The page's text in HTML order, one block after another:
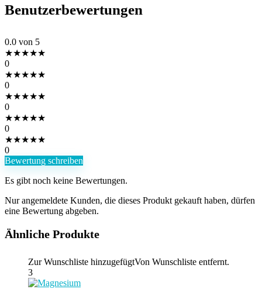
Benutzerbewertungen
0.0 von 5
★★★★★
0
★★★★★
0
★★★★★
0
★★★★★
0
★★★★★
0
Bewertung schreiben
Es gibt noch keine Bewertungen.
Nur angemeldete Kunden, die dieses Produkt gekauft haben, dürfen
eine Bewertung abgeben.
Ähnliche Produkte
Zur Wunschliste hinzugefügtVon Wunschliste entfernt.
3